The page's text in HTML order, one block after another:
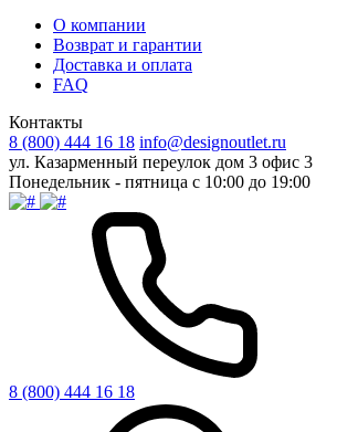
О компании
Возврат и гарантии
Доставка и оплата
FAQ
Контакты
8 (800) 444 16 18 info@designoutlet.ru
ул. Казарменный переулок дом 3 офис 3
Понедельник - пятница с 10:00 до 19:00
8 (800) 444 16 18